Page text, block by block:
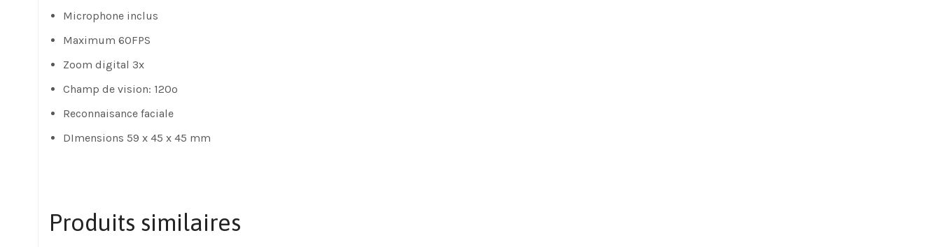
Microphone inclus
Maximum 60FPS
Zoom digital 3x
Champ de vision: 120º
Reconnaisance faciale
DImensions 59 x 45 x 45 mm
Produits similaires